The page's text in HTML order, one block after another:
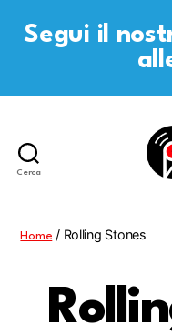
Segui il
Cerca
Home / Rolling Stones